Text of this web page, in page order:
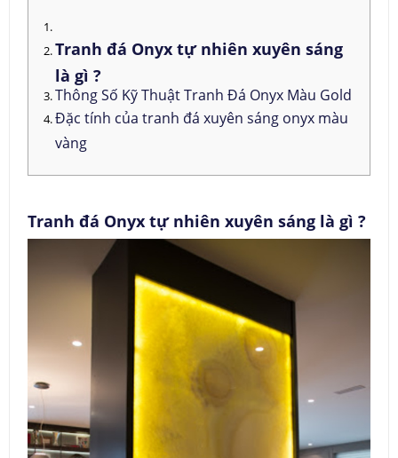
Tranh đá Onyx tự nhiên xuyên sáng
là gì ?
Thông Số Kỹ Thuật Tranh Đá Onyx Màu Gold
Đặc tính của tranh đá xuyên sáng onyx màu
vàng
Tranh đá Onyx tự nhiên xuyên sáng là gì ?